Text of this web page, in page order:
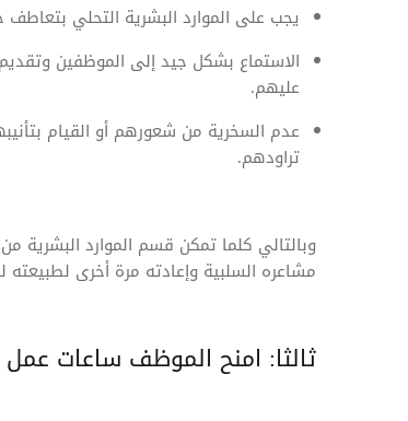
يجب على الموارد البشرية التحلي
الاستماع بشكل جيد إلى الموظفين
عليهم.
عدم السخرية من شعورهم أو القيام
تراودهم.
وبالتالي كلما تمكن قسم الموارد
مشاعره السلبية وإعادته مرة أخرى
ثالثا: امنح الموظف ساعات عمل